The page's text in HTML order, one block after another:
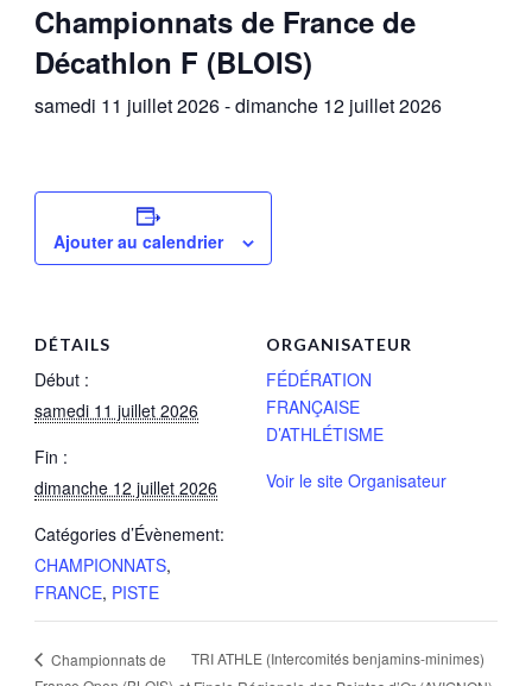
Championnats de France de
Décathlon F (BLOIS)
samedi 11 juillet 2026-dimanche 12 juillet 2026
Ajouter au calendrier
DÉTAILS
Début :
samedi 11 juillet 2026
Fin :
dimanche 12 juillet 2026
Catégories d’Évènement:
CHAMPIONNATS,
FRANCE, PISTE
ORGANISATEUR
FÉDÉRATION
FRANÇAISE
D’ATHLÉTISME
Voir le site Organisateur
Championnats de
TRI ATHLE (Intercomités benjamins-minimes)